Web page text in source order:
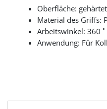
Oberfläche: gehärtet
Material des Griffs:
Arbeitswinkel: 360 ˚
Anwendung: Für